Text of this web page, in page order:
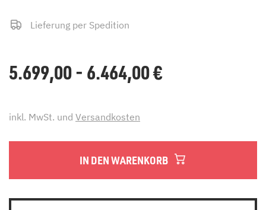
Lieferung per Spedition
5.699,00 - 6.464,00€
inkl. MwSt. und Versandkosten
IN DEN WARENKORB